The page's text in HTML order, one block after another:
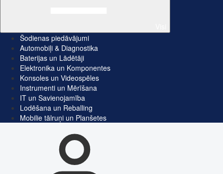
Šodienas piedāvājumi
Automobiļi & Diagnostika
Baterijas un Lādētāji
Elektronika un Komponentes
Konsoles un Videospēles
Instrumenti un Mērīšana
IT un Savienojamība
Lodēšana un Reballing
Mobilie tālruņi un Planšetes